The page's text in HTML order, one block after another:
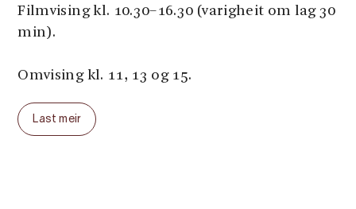
Filmvising kl. 10.30–16.30 (varigheit om lag 30
min).
Omvising kl. 11, 13 og 15.
Last meir